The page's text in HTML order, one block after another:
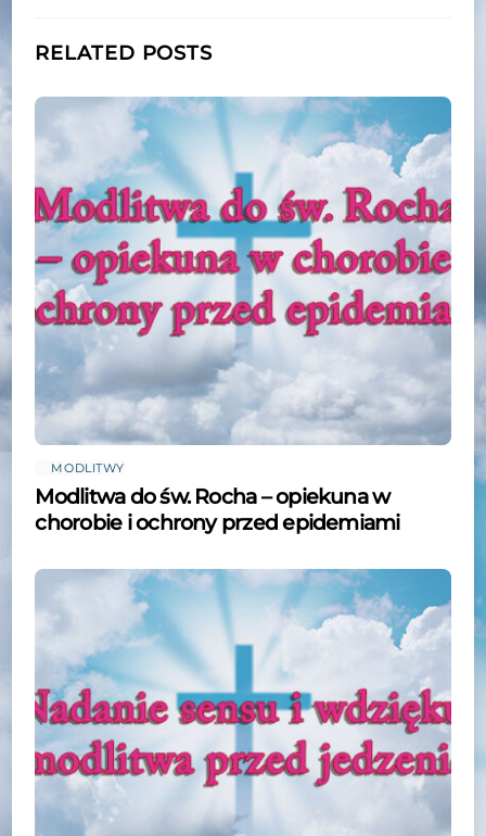
RELATED POSTS
MODLITWY
Modlitwa do św. Rocha – opiekuna w
chorobie i ochrony przed epidemiami